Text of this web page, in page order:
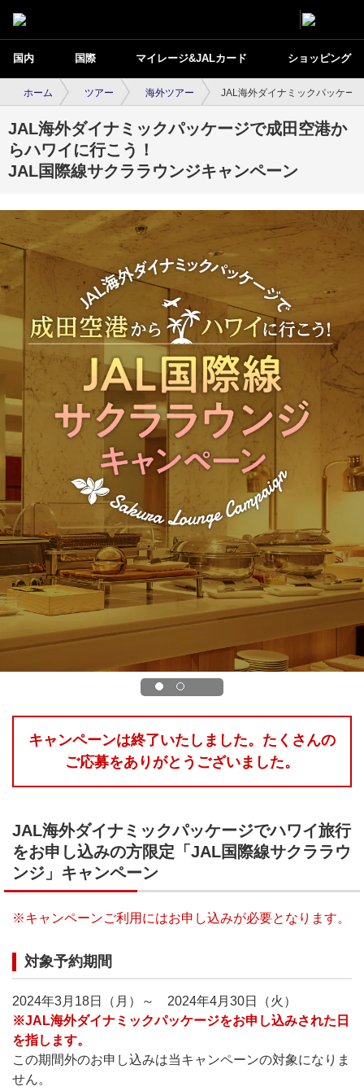
国内 国際 マイレージ&JALカード ショッピング
ホーム ツアー 海外ツアー JAL海外ダイナミックパッケー
JAL海外ダイナミックパッケージで成田空港か
らハワイに行こう！
JAL国際線サクララウンジキャンペーン
キャンペーンは終了いたしました。たくさんの
ご応募をありがとうございました。
JAL海外ダイナミックパッケージでハワイ旅行
をお申し込みの方限定 「JAL国際線サクララウ
ンジ」キャンペーン
※キャンペーンご利用にはお申し込みが必要となります。
対象予約期間
2024年3月18日（月）～ 2024年4月30日（火）
※JAL海外ダイナミックパッケージをお申し込みされた日
を指します。
この期間外のお申し込みは当キャンペーンの対象になりま
せん。